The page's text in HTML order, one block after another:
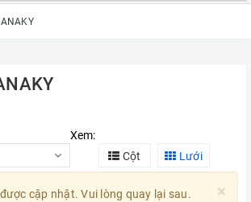
Xem:
Cột
Lưới
×
cập nhật. Vui lòng quay lại sau.